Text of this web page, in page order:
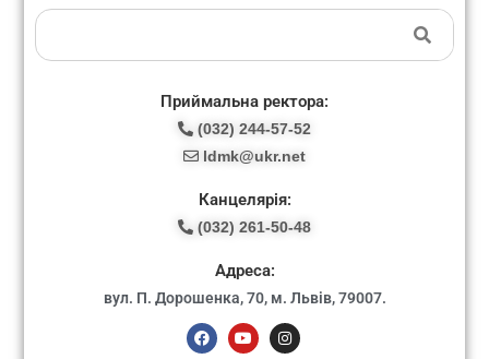
Приймальна ректора:
(032) 244-57-52
ldmk@ukr.net
Канцелярія:
(032) 261-50-48
Адреса:
вул. П. Дорошенка, 70, м. Львів, 79007.